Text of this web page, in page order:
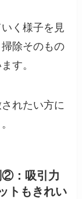
く様子を見
除そのもの
す。
れたい方に
②：吸引力
トもきれい